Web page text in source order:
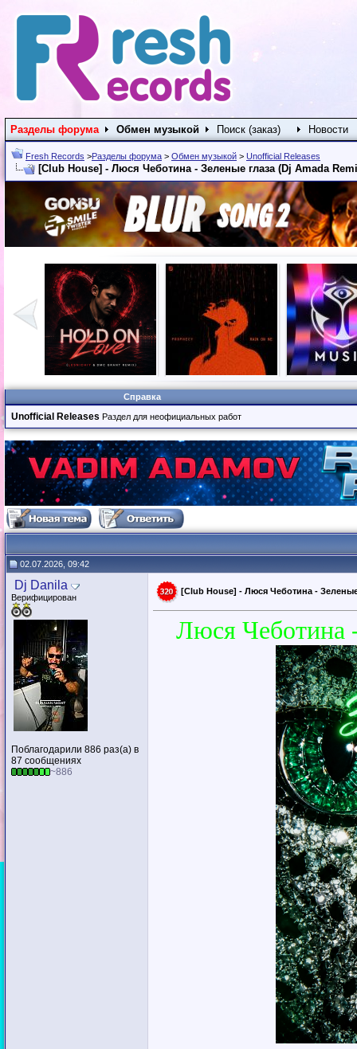
Разделы форума Обмен музыкой Поиск (заказ) Новости
Fresh Records >Разделы форума > Обмен музыкой > Unofficial Releases
[Club House] - Люся Чеботина - Зеленые глаза (Dj Amada
Справка
Unofficial Releases Раздел для неофициальных работ
02.07.2026, 09:42
Dj Danila
Верифицирован
Поблагодарили 886 раз(а) в
87 сообщениях
~886
[Club House] - Люся Чеботина -
Люся